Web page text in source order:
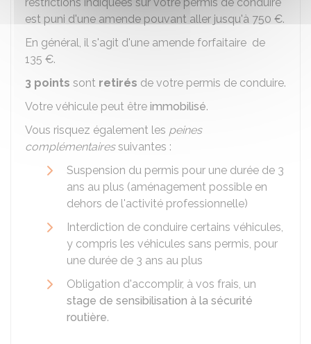
est puni d'une amende pouvant aller jusqu'à 750 €.
En général, il s'agit d'une amende forfaitaire de
135 €.
3 points sont retirés de votre permis de conduire.
Votre véhicule peut être immobilisé.
Vous risquez également les peines
complémentairessuivantes :
Suspension du permis pour une durée de 3
ans au plus (aménagement possible en
dehors de l'activité professionnelle)
Interdiction de conduire certains véhicules,
y compris les véhicules sans permis, pour
une durée de 3 ans au plus
Obligation d'accomplir, à vos frais, un
stage de sensibilisation à la sécurité
routière.